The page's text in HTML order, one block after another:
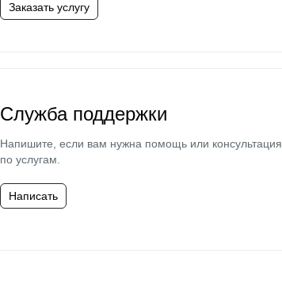
Заказать услугу
Служба поддержки
Напишите, если вам нужна помощь или консультация
по услугам.
Написать